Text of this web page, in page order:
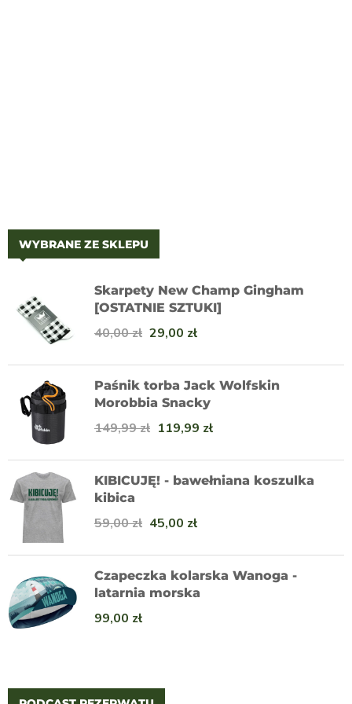
WYBRANE ZE SKLEPU
Skarpety New Champ Gingham
[OSTATNIE SZTUKI]
40,00zł 29,00 zł
Paśnik torba Jack Wolfskin
Morobbia Snacky
149,99zł 119,99 zł
KIBICUJĘ! - bawełniana koszulka
kibica
59,00zł 45,00 zł
Czapeczka kolarska Wanoga -
latarnia morska
99,00 zł